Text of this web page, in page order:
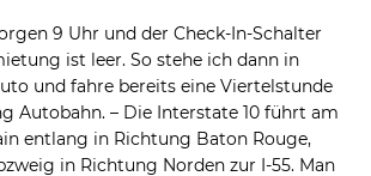
9 Uhr und der Check-In-Schalter
ist leer. So stehe ich dann in
und fahre bereits eine Viertelstunde
Autobahn. – Die Interstate 10 führt am
entlang in Richtung Baton Rouge,
in Richtung Norden zur I-55. Man